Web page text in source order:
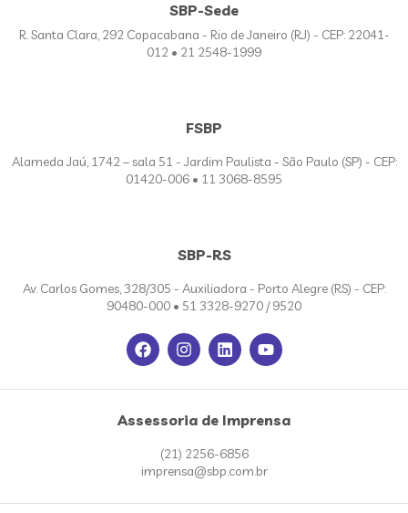
SBP-Sede
R. Santa Clara, 292 Copacabana - Rio de Janeiro (RJ) - CEP: 22041-
012 • 21 2548-1999
FSBP
Alameda Jaú, 1742 – sala 51 - Jardim Paulista - São Paulo (SP) - CEP:
01420-006 • 11 3068-8595
SBP-RS
Av. Carlos Gomes, 328/305 - Auxiliadora - Porto Alegre (RS) - CEP:
90480-000 • 51 3328-9270 / 9520
Assessoria de Imprensa
(21) 2256-6856
imprensa@sbp.com.br